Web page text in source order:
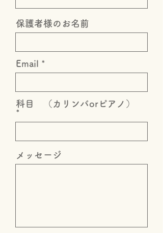
保護者様のお名前
Email
科目 （カリンバorピアノ）
メッセージ